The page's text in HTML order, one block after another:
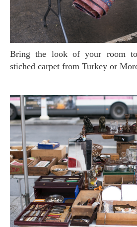
Bring the look of your room together with a hand
stiched carpet from Turkey or